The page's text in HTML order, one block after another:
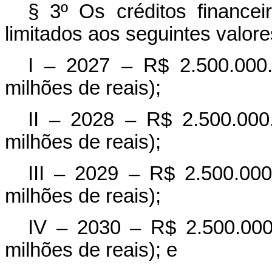
§ 3º Os créditos
limitados aos seguintes
I – 2027 – R$
milhões de reais);
II – 2028 – R$
milhões de reais);
III – 2029 – R$
milhões de reais);
IV – 2030 – R$
milhões de reais); e